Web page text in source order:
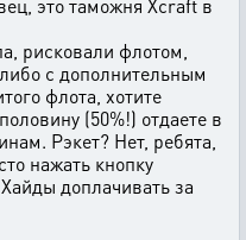
это таможня Xcraft в
рисковали флотом,
с дополнительным
флота, хотите
(50%!) отдаете в
Рэкет? Нет, ребята,
нажать кнопку
доплачивать за